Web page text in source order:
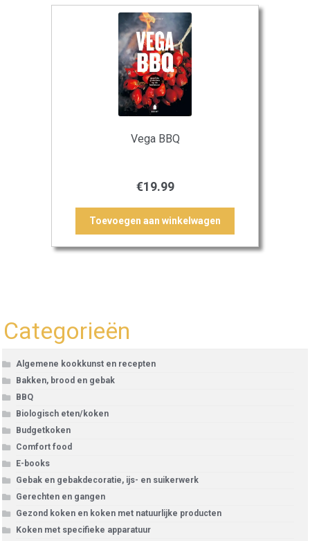
Vega BBQ
€19.99
Toevoegen aan winkelwagen
Categorieën
Algemene kookkunst en recepten
Bakken, brood en gebak
BBQ
Biologisch eten/koken
Budgetkoken
Comfort food
E-books
Gebak en gebakdecoratie, ijs- en suikerwerk
Gerechten en gangen
Gezond koken en koken met natuurlijke producten
Koken met specifieke apparatuur